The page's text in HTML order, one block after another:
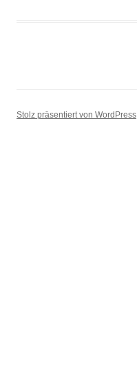
Stolz präsentiert von WordPress